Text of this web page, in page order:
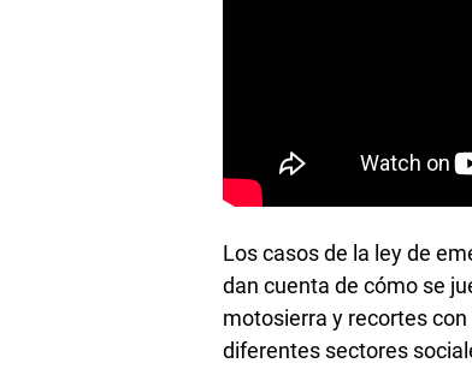
Los casos de la ley de
dan cuenta de cómo se
motosierra y recortes
diferentes sectores